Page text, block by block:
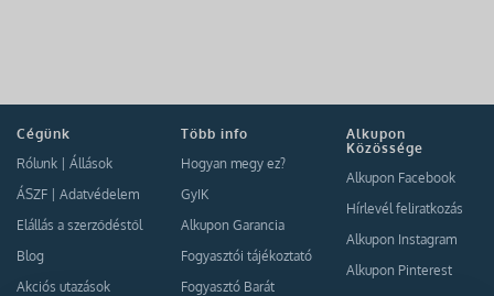
Cégünk
Rólunk
Állások
ÁSZF
Adatvédelem
Elállás a szerződéstől
Blog
Akciós utazások
Több info
Hogyan megy ez?
GyIK
Alkupon Garancia
Fogyasztói tájékoztató
Fogyasztó Barát
Alkupon
Közössége
Alkupon Facebook
Hírlevél feliratkozás
Alkupon Instagram
Alkupon Pinterest